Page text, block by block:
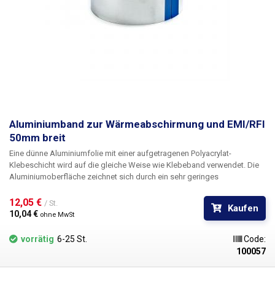
Aluminiumband zur Wärmeabschirmung und EMI/RFI
50mm breit
Eine dünne Aluminiumfolie mit einer aufgetragenen Polyacrylat-
Klebeschicht wird auf die gleiche Weise wie Klebeband verwendet. Die
Aluminiumoberfläche zeichnet sich durch ein sehr geringes
gegen Wärmestrahlung eignet. Die hohe Wärmeleitfähigkeit von
Aluminium sorgt zudem dafür, dass sich die Wärme über die gesamte
Oberfläche des Klebebandes verteilt, wodurch es sich ideal zum Schutz
von z. B. Kunststoffbauteilen beim Heißluftlöten eignet.
12,05 € / St.
10,04 € ohne MwSt
Kaufen
vorrätig 6-25 St.
Code:
100057